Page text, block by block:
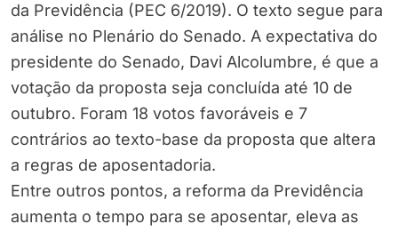
da Previdência (PEC 6/2019). O texto segue para
análise no Plenário do Senado. A expectativa do
presidente do Senado, Davi Alcolumbre, é que a
votação da proposta seja concluída até 10 de
outubro. Foram 18 votos favoráveis e 7
contrários ao texto-base da proposta que altera
a regras de aposentadoria.
Entre outros pontos, a reforma da Previdência
aumenta o tempo para se aposentar, eleva as